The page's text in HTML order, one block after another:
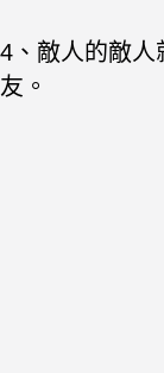
4、敵人的敵人
友。